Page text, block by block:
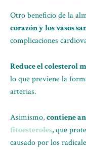
Otro beneficio de la
corazón y los vasos
complicaciones
Reduce el colesterol
lo que previene la
arterias.
Asimismo,contiene
fitoesteroles,que
causado por los